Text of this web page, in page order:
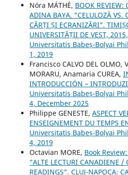
Nóra MÁTHÉ, BOOK REVIEW:
ADINA BAYA. “CELULOZĂ VS.
CĂRȚI ȘI ECRANIZĂRI”.
UNIVERSITĂȚII DE VEST,
Universitatis Babeș-Bolyai
1, 2019
Francisco CALVO DEL OLMO,
MORARU, Anamaria CUREA,
INTRODUCCIÓN –
Universitatis Babeș-Bolyai
4, December 2025
Philippe GENESTE, ASPECT
ENSEIGNEMENT DU TEMPS
Universitatis Babeș-Bolyai
4, 2019
Octavian MORE, Book
“ALTE LECTURI CANADIENE /
READINGS”. CLUJ-NAPOCA: